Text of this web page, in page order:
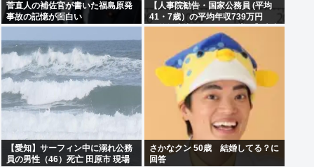
菅直人の補佐官が書いた福島原発
事故の記憶が面白い
【人事院勧告・国家公務員 (平均
41・7歳）の平均年収739万円
（前年度比26万7000円増）】大卒
初任給514万6000円、50歳の課長
は1488万3000円…地方公務員の
給与も引き上げると、1兆1250億
円増
【愛知】サーフィン中に溺れ公務
員の男性（46）死亡 田原市 現場
さかなクン 50歳 結婚してる？に
回答